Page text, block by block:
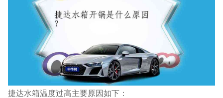
捷达水箱温度过高主要原因如下：